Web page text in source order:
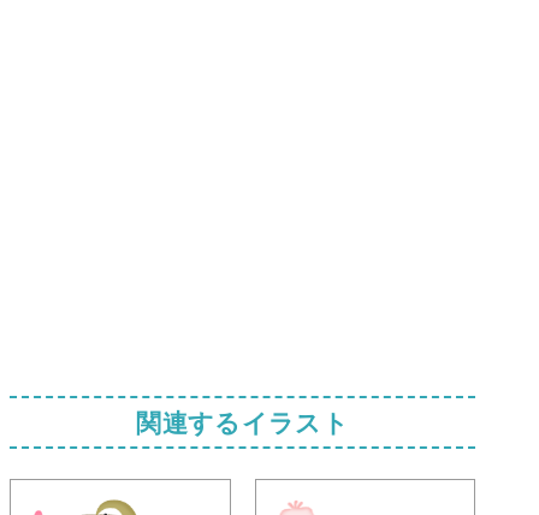
関連するイラスト